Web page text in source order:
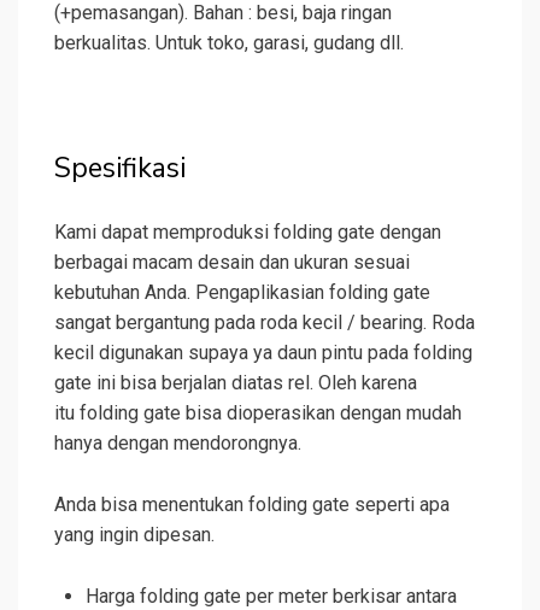
(+pemasangan). Bahan : besi, baja ringan
berkualitas. Untuk toko, garasi, gudang dll.
Spesifikasi
Kami dapat memproduksi folding gate dengan
berbagai macam desain dan ukuran sesuai
kebutuhan Anda. Pengaplikasian folding gate
sangat bergantung pada roda kecil / bearing. Roda
kecil digunakan supaya ya daun pintu pada folding
gate ini bisa berjalan diatas rel. Oleh karena
itu folding gate bisa dioperasikan dengan mudah
hanya dengan mendorongnya.
Anda bisa menentukan folding gate seperti apa
yang ingin dipesan.
Harga folding gate per meter berkisar antara